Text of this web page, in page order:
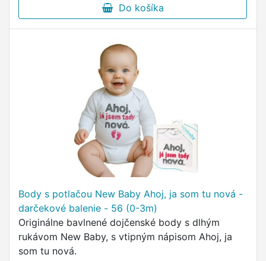
Do košíka
Body s potlačou New Baby Ahoj, ja som tu nová -
darčekové balenie - 56 (0-3m)
Originálne bavlnené dojčenské body s dlhým
rukávom New Baby, s vtipným nápisom Ahoj, ja
som tu nová.